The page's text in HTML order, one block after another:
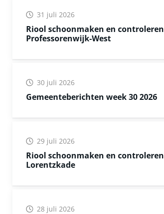
Riool schoonmaken en controleren
Professorenwijk-West
31 juli 2026
Gemeenteberichten week 30 2026
30 juli 2026
Riool schoonmaken en controleren
Lorentzkade
29 juli 2026
28 juli 2026